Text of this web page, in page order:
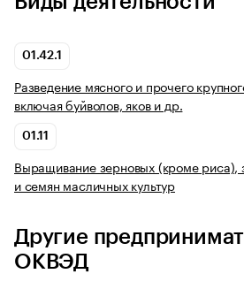
01.42.1
Разведение мясного и прочего
включая буйволов, яков и др.
01.11
Выращивание зерновых (кроме риса),
и семян масличных культур
Другие
ОКВЭД